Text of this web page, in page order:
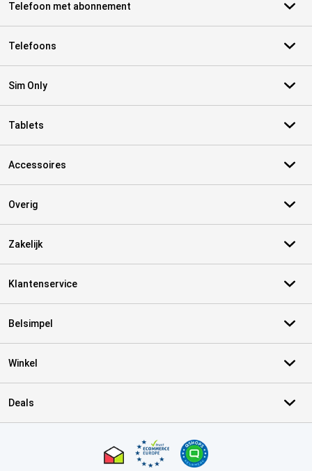
Telefoon met abonnement
Telefoons
Sim Only
Tablets
Accessoires
Overig
Zakelijk
Klantenservice
Belsimpel
Winkel
Deals